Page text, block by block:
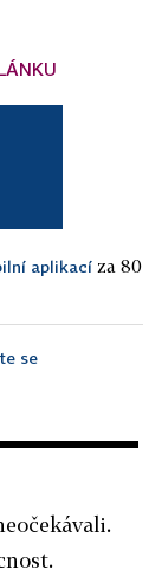
aplikací za 80
se